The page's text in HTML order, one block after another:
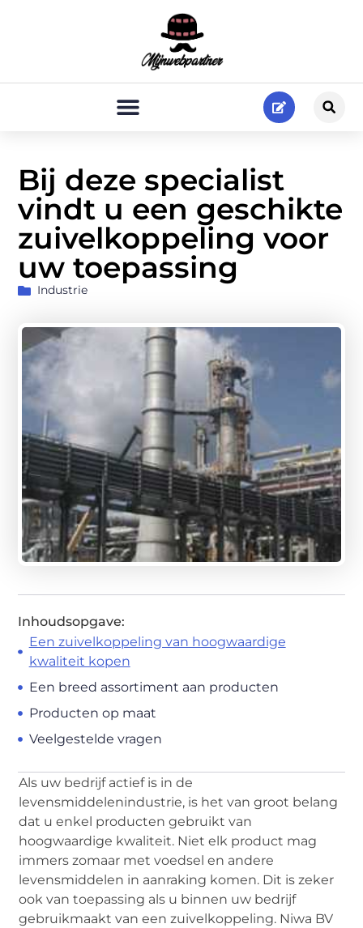
Bij deze specialist
vindt u een geschikte
zuivelkoppeling voor
uw toepassing
Industrie
Inhoudsopgave:
Een zuivelkoppeling van hoogwaardige
kwaliteit kopen
Een breed assortiment aan producten
Producten op maat
Veelgestelde vragen
Als uw bedrijf actief is in de
levensmiddelenindustrie, is het van groot belang
dat u enkel producten gebruikt van
hoogwaardige kwaliteit. Niet elk product mag
immers zomaar met voedsel en andere
levensmiddelen in aanraking komen. Dit is zeker
ook van toepassing als u binnen uw bedrijf
gebruikmaakt van een zuivelkoppeling. Niwa BV